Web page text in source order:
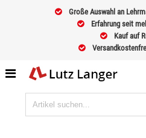
Große Auswahl an
Erfahrung seit
Kauf auf